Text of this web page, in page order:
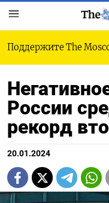
Поддержите The
России
рекорд
20.01.2024